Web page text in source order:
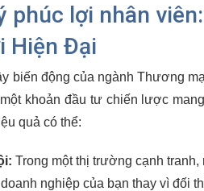
phúc lợi nhân
Hiện Đại
biến động của ngành Thương
khoản đầu tư chiến lược
quả có thể:
Trong một thị trường cạnh
nghiệp của bạn thay vì đối